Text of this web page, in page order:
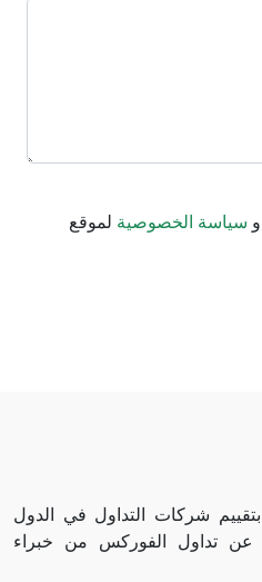
و سياسة الخصوصية لموقع
شركات التداول في الدول
عن تداول الفوركس من خبراء